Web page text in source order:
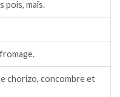
pois, maïs.
chorizo, concombre et